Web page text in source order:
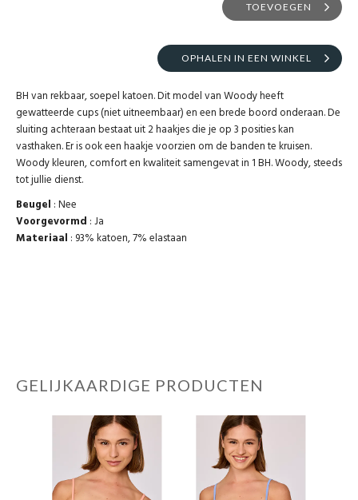
TOEVOEGEN
OPHALEN IN EEN WINKEL
BH van rekbaar, soepel katoen. Dit model van Woody heeft
gewatteerde cups (niet uitneembaar) en een brede boord onderaan. De
sluiting achteraan bestaat uit 2 haakjes die je op 3 posities kan
vasthaken. Er is ook een haakje voorzien om de banden te kruisen.
Woody kleuren, comfort en kwaliteit samengevat in 1 BH. Woody, steeds
tot jullie dienst.
Beugel : Nee
Voorgevormd : Ja
Materiaal : 93% katoen, 7% elastaan
GELIJKAARDIGE PRODUCTEN